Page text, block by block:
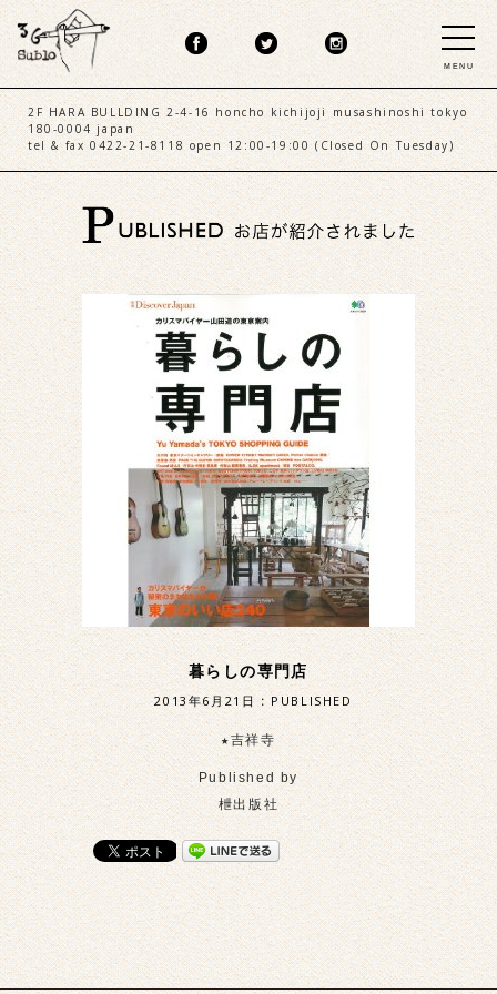
MENU
2F HARA BULLDING 2-4-16 honcho kichijoji musashinoshi tokyo
180-0004 japan
tel & fax 0422-21-8118 open 12:00-19:00 (Closed On Tuesday)
暮らしの専門店
2013年6月21日 :PUBLISHED
★吉祥寺
Published by
枻出版社